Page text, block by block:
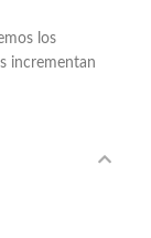
los
incrementan